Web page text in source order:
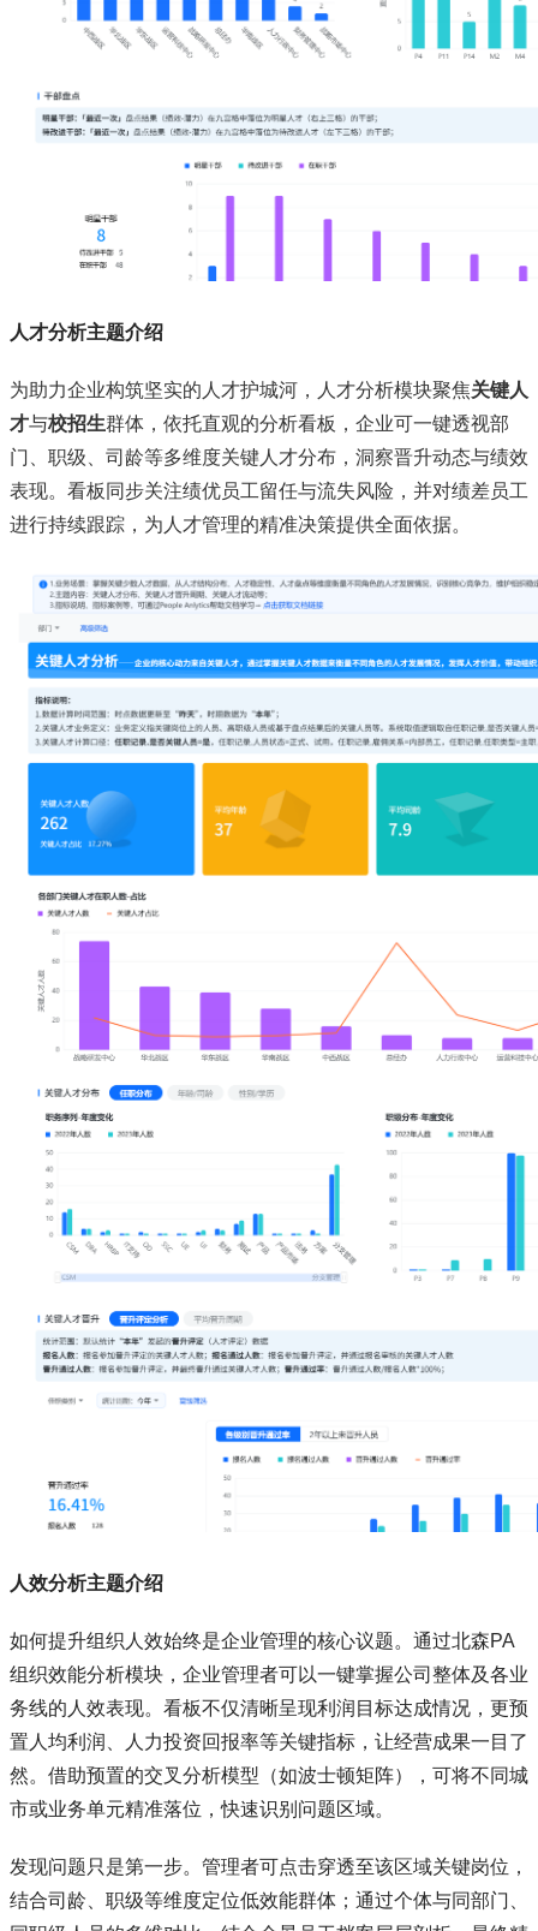
人才分析主题介绍
为助力企业构筑坚实的人才护城河，人才分析模块聚焦关键人
才与校招生群体，依托直观的分析看板，企业可一键透视部
门、职级、司龄等多维度关键人才分布，洞察晋升动态与绩效
表现。看板同步关注绩优员工留任与流失风险，并对绩差员工
进行持续跟踪，为人才管理的精准决策提供全面依据。
人效分析主题介绍
如何提升组织人效始终是企业管理的核心议题。通过北森PA
组织效能分析模块，企业管理者可以一键掌握公司整体及各业
务线的人效表现。看板不仅清晰呈现利润目标达成情况，更预
置人均利润、人力投资回报率等关键指标，让经营成果一目了
然。借助预置的交叉分析模型（如波士顿矩阵），可将不同城
市或业务单元精准落位，快速识别问题区域。
发现问题只是第一步。管理者可点击穿透至该区域关键岗位，
结合司龄、职级等维度定位低效能群体；通过个体与同部门、